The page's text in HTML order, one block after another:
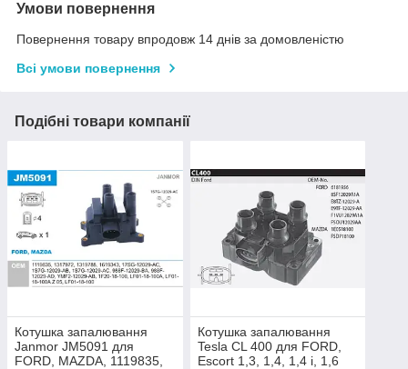
Умови повернення
Повернення товару впродовж 14 днів за домовленістю
Всі умови повернення
Подібні товари компанії
Котушка запалювання
Janmor JM5091 для
FORD, MAZDA, 1119835,
Котушка запалювання
Tesla CL 400 для FORD,
Escort 1,3, 1,4, 1,4 i, 1,6